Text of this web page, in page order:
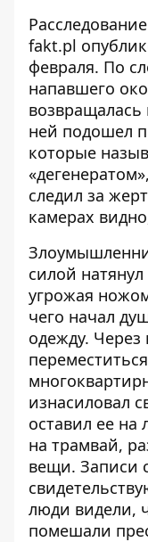
fakt.pl
февраля. По
напавшего
возвращалась
ней подошел
которые
следил за
камерах
силой
угрожая
чего начал
одежду.
изнасиловал
оставил ее на
на трамвай,
вещи. Записи
люди видели,
помешали